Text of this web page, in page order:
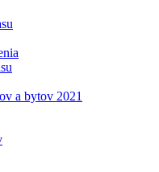
a bytov 2021